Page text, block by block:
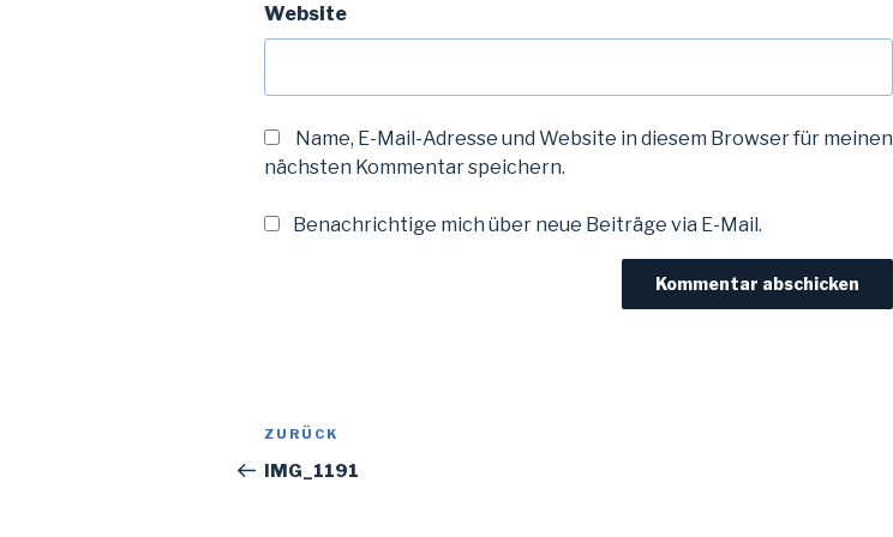
Website
Name, E-Mail-Adresse und Website in diesem Browser für meinen
nächsten Kommentar speichern.
Benachrichtige mich über neue Beiträge via E-Mail.
Beitragsnavigation
Vorheriger
Beitrag
ZURÜCK
IMG_1191